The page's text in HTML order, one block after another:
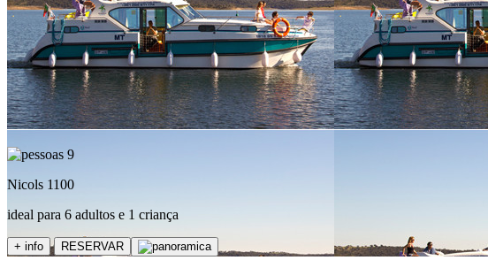
9
Nicols 1100
ideal para 6 adultos e 1 criança
+ info RESERVAR